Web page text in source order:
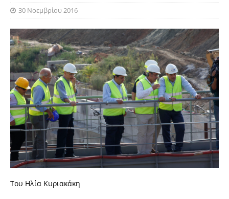
30 Νοεμβρίου 2016
Του Ηλία Κυριακάκη